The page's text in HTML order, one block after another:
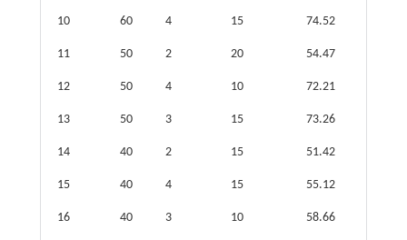
10 60 4 15 74.52
11 50 2 20 54.47
12 50 4 10 72.21
13 50 3 15 73.26
14 40 2 15 51.42
15 40 4 15 55.12
16 40 3 10 58.66